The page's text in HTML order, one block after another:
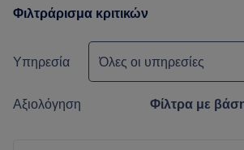
Φιλτράρισμα κριτικών
Υπηρεσία Όλες οι υπηρεσίες
Αξιολόγηση Φίλτρα με